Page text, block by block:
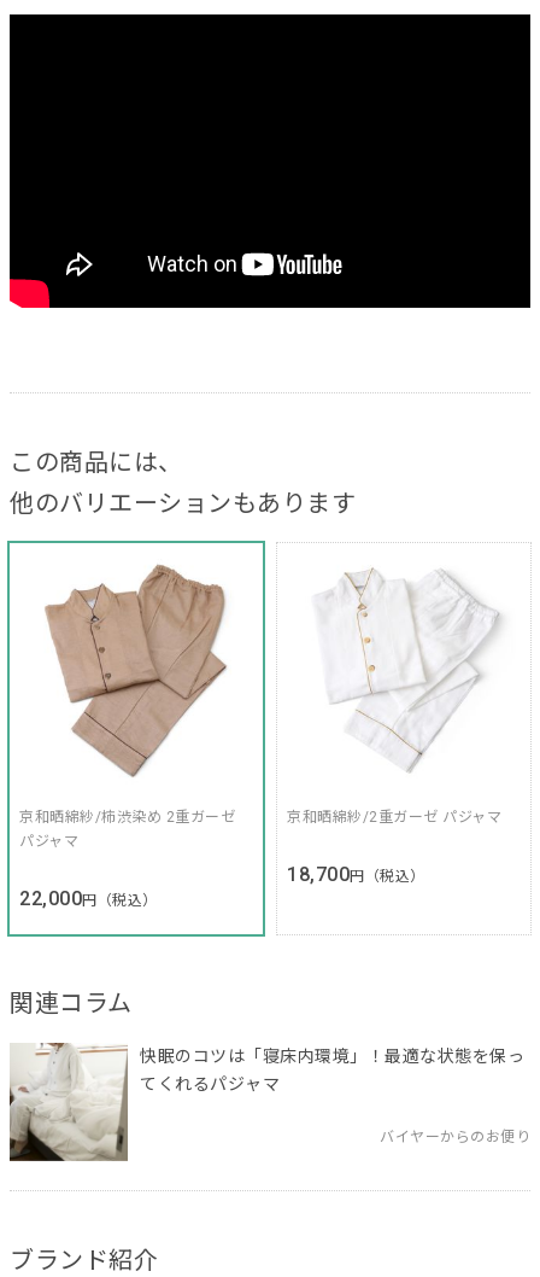
この商品には、
他のバリエーションもあります
京和晒綿紗/柿渋染め 2重ガーゼ
パジャマ
22,000円（税込）
京和晒綿紗/2重ガーゼ パジャマ
18,700円（税込）
関連コラム
快眠のコツは「寝床内環境」！最適な状態を保っ
てくれるパジャマ
バイヤーからのお便り
ブランド紹介